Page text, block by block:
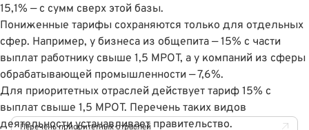
15,1% — с сумм сверх этой базы.
Пониженные тарифы сохраняются только для отдельных
сфер. Например, у бизнеса из общепита — 15% с части
выплат работнику свыше 1,5 МРОТ, а у компаний из сферы
обрабатывающей промышленности — 7,6%.
Для приоритетных отраслей действует тариф 15% с
выплат свыше 1,5 МРОТ. Перечень таких видов
деятельности устанавливает правительство.
Перечень приоритетных отраслей